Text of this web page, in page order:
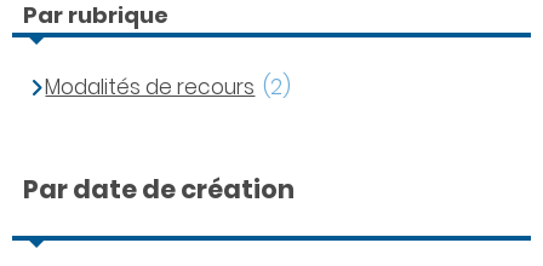
Par rubrique
Modalités de recours (2)
Par date de création